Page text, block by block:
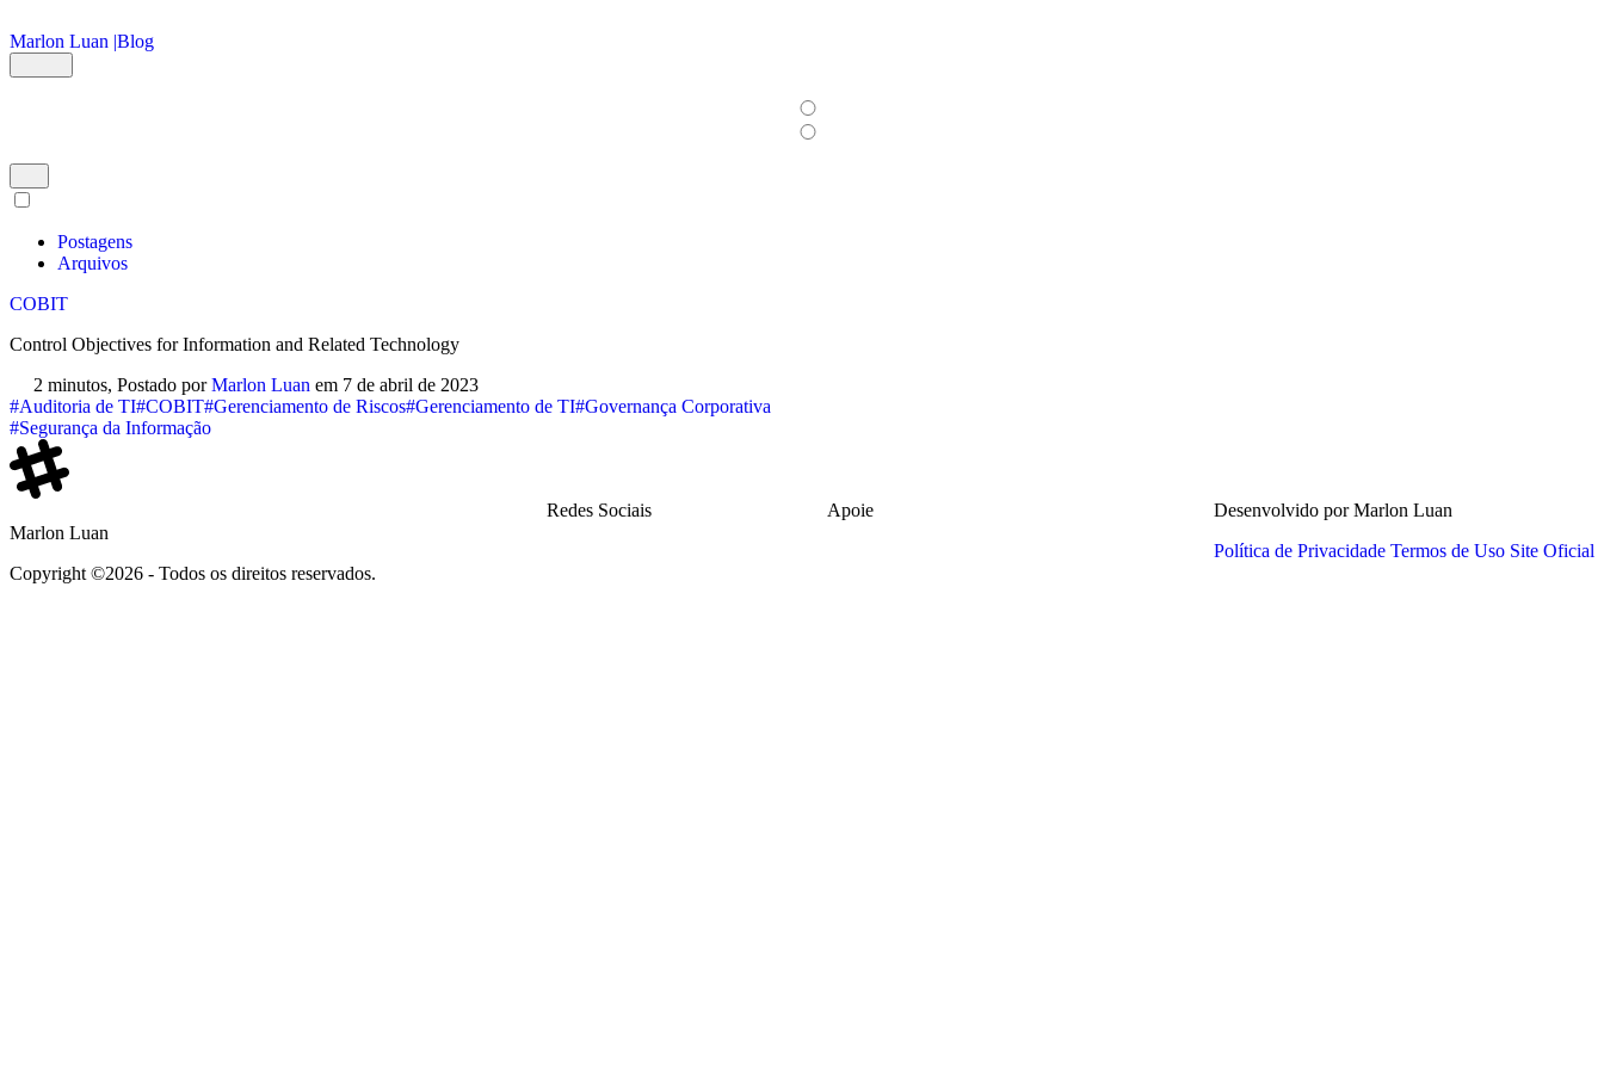
Marlon Luan |Blog
Postagens
Arquivos
COBIT
Control Objectives for Information and Related Technology
2 minutos, Postado porMarlon Luan em 7 de abril de 2023
#Auditoria de TI#COBIT#Gerenciamento de Riscos#Gerenciamento de TI#Governança Corporativa
#Segurança da Informação
Marlon Luan
Copyright ©2026 - Todos os direitos reservados.
Redes Sociais Apoie
Desenvolvido por Marlon Luan
Política de Privacidade Termos de Uso Site Oficial